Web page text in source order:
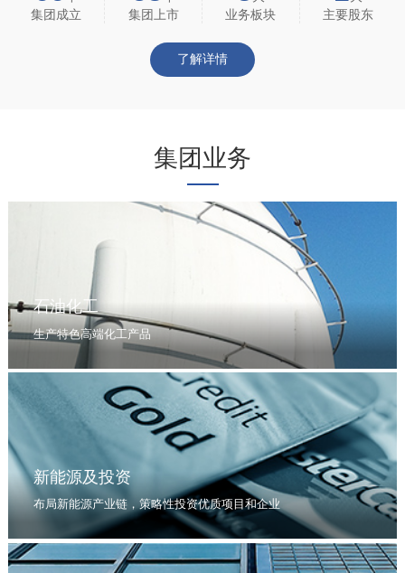
集团成立
集团上市
业务板块
主要股东
了解详情
集团业务
石油化工
生产特色高端化工产品
新能源及投资
布局新能源产业链，策略性投资优质项目和企业